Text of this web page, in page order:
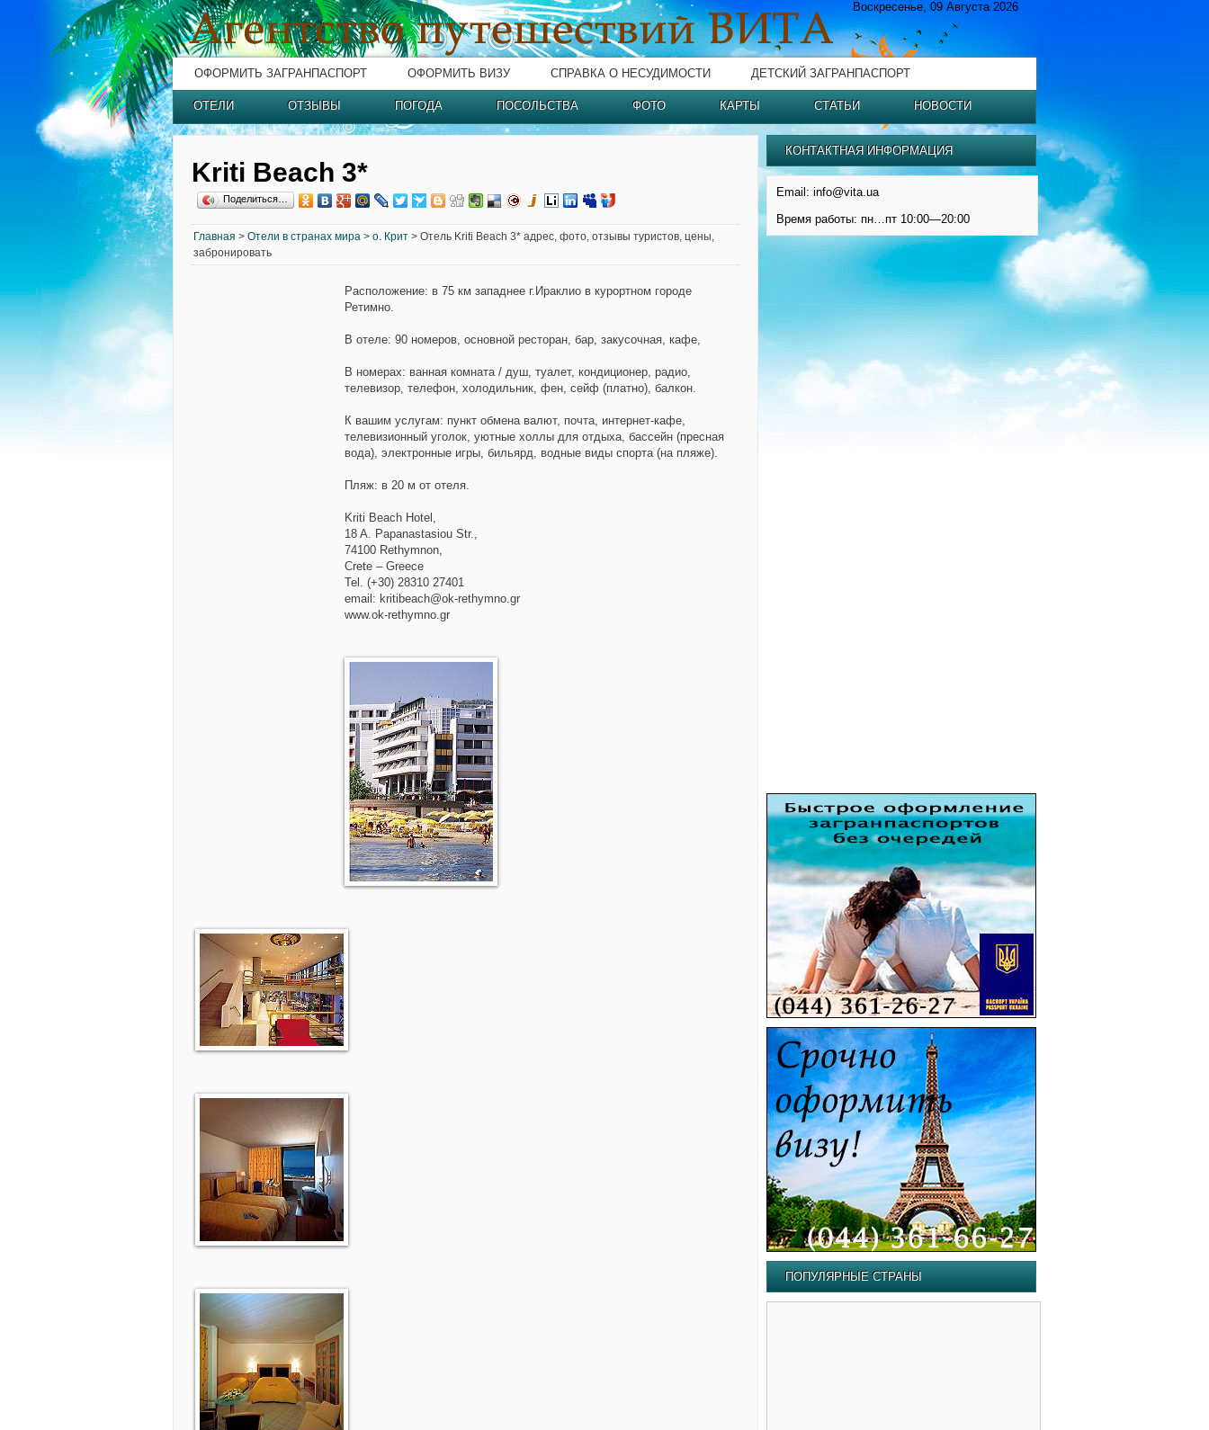
Воскресенье, 09 Августа 2026
ОФОРМИТЬ ЗАГРАНПАСПОРТ ОФОРМИТЬ ВИЗУ СПРАВКА О НЕСУДИМОСТИ ДЕТСКИЙ ЗАГРАНПАСПОРТ
ОТЕЛИ ОТЗЫВЫ ПОГОДА ПОСОЛЬСТВА ФОТО КАРТЫ СТАТЬИ НОВОСТИ
Kriti Beach 3*
Поделиться…
Главная > Отели в странах мира > о. Крит > Отель Kriti Beach 3* адрес, фото, отзывы туристов, цены,
забронировать
Расположение: в 75 км западнее г.Ираклио в курортном городе
Ретимно.
В отеле: 90 номеров, основной ресторан, бар, закусочная, кафе,
В номерах: ванная комната / душ, туалет, кондиционер, радио,
телевизор, телефон, холодильник, фен, сейф (платно), балкон.
К вашим услугам: пункт обмена валют, почта, интернет-кафе,
телевизионный уголок, уютные холлы для отдыха, бассейн (пресная
вода), электронные игры, бильярд, водные виды спорта (на пляже).
Пляж: в 20 м от отеля.
Kriti Beach Hotel,
18 A. Papanastasiou Str.,
74100 Rethymnon,
Crete – Greece
Tel. (+30) 28310 27401
email: kritibeach@ok-rethymno.gr
www.ok-rethymno.gr
КОНТАКТНАЯ ИНФОРМАЦИЯ
Email: info@vita.ua
Время работы: пн…пт 10:00—20:00
ПОПУЛЯРНЫЕ СТРАНЫ